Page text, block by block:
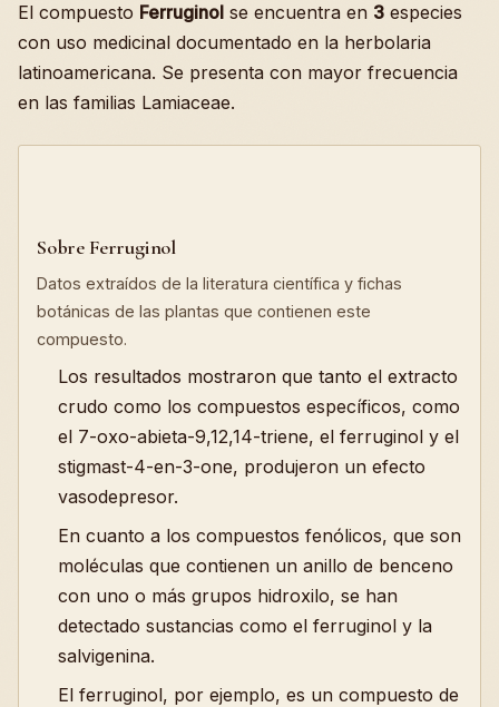
El compuesto Ferruginol se encuentra en 3 especies
con uso medicinal documentado en la herbolaria
latinoamericana. Se presenta con mayor frecuencia
en las familias Lamiaceae.
Sobre Ferruginol
Datos extraídos de la literatura científica y fichas
botánicas de las plantas que contienen este
compuesto.
Los resultados mostraron que tanto el extracto
crudo como los compuestos específicos, como
el 7-oxo-abieta-9,12,14-triene, el ferruginol y el
stigmast-4-en-3-one, produjeron un efecto
vasodepresor.
En cuanto a los compuestos fenólicos, que son
moléculas que contienen un anillo de benceno
con uno o más grupos hidroxilo, se han
detectado sustancias como el ferruginol y la
salvigenina.
El ferruginol, por ejemplo, es un compuesto de